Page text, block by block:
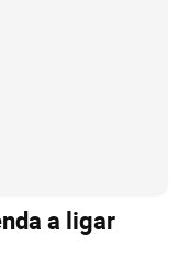
a ligar